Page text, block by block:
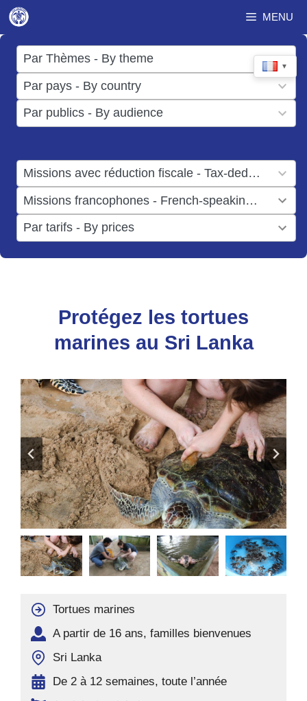
Aller
au
contenu
MENU
▼
Par Thèmes - By theme
17
results
available
Par pays - By country
50
results
available
Par publics - By audience
results
Missions avec réduction fiscale - Tax-deductible missions
result
available
Missions francophones - French-speaking missions
result
available
Par tarifs - By prices
results
available
Protégez les tortues
marines au Sri Lanka
Tortues marines
A partir de 16 ans, familles bienvenues
Sri Lanka
De 2 à 12 semaines, toute l’année